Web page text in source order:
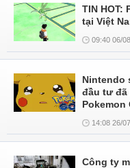
TIN HOT:
tại Việt
09:40 06/
Nintendo
đầu tư đã
Pokemon
14:08 26/
Công ty